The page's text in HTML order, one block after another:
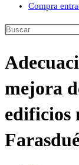
Compra
Buscar
esta
mejora
edificios